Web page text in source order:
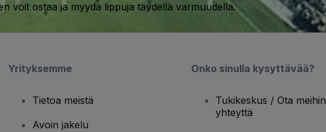
voit ostaa ja myydä lippuja täydellä varmuudella.
Yrityksemme
Tietoa meistä
Avoin jakelu
Onko sinulla kysyttävää?
Tukikeskus / Ota meihin
yhteyttä